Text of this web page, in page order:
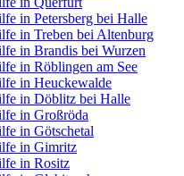
in Petersberg bei Halle
in Treben bei Altenburg
in Brandis bei Wurzen
in Röblingen am See
in Heuckewalde
in Döblitz bei Halle
in Großröda
in Götschetal
in Gimritz
in Rositz